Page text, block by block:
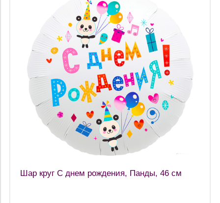
Шар круг С днем рождения, Панды, 46 см